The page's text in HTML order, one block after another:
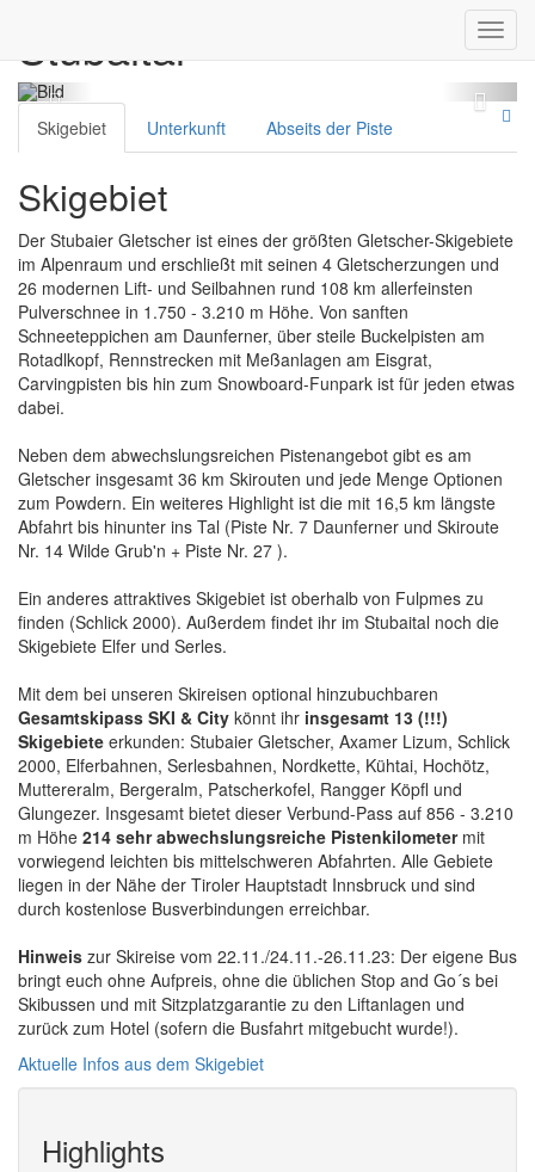
Stubaital
Skigebiet Unterkunft Abseits der Piste
Skigebiet
Der Stubaier Gletscher ist eines der größten Gletscher-Skigebiete
im Alpenraum und erschließt mit seinen 4 Gletscherzungen und
26 modernen Lift- und Seilbahnen rund 108 km allerfeinsten
Pulverschnee in 1.750 - 3.210 m Höhe. Von sanften
Schneeteppichen am Daunferner, über steile Buckelpisten am
Rotadlkopf, Rennstrecken mit Meßanlagen am Eisgrat,
Carvingpisten bis hin zum Snowboard-Funpark ist für jeden etwas
dabei.
Neben dem abwechslungsreichen Pistenangebot gibt es am
Gletscher insgesamt 36 km Skirouten und jede Menge Optionen
zum Powdern. Ein weiteres Highlight ist die mit 16,5 km längste
Abfahrt bis hinunter ins Tal (Piste Nr. 7 Daunferner und Skiroute
Nr. 14 Wilde Grub'n + Piste Nr. 27 ).
Ein anderes attraktives Skigebiet ist oberhalb von Fulpmes zu
finden (Schlick 2000). Außerdem findet ihr im Stubaital noch die
Skigebiete Elfer und Serles.
Mit dem bei unseren Skireisen optional hinzubuchbaren
Gesamtskipass SKI & City könnt ihr insgesamt 13 (!!!)
Skigebiete erkunden: Stubaier Gletscher, Axamer Lizum, Schlick
2000, Elferbahnen, Serlesbahnen, Nordkette, Kühtai, Hochötz,
Muttereralm, Bergeralm, Patscherkofel, Rangger Köpfl und
Glungezer. Insgesamt bietet dieser Verbund-Pass auf 856 - 3.210
m Höhe 214 sehr abwechslungsreiche Pistenkilometermit
vorwiegend leichten bis mittelschweren Abfahrten. Alle Gebiete
liegen in der Nähe der Tiroler Hauptstadt Innsbruck und sind
durch kostenlose Busverbindungen erreichbar.
Hinweis zur Skireise vom 22.11./24.11.-26.11.23: Der eigene Bus
bringt euch ohne Aufpreis, ohne die üblichen Stop and Go´s bei
Skibussen und mit Sitzplatzgarantie zu den Liftanlagen und
zurück zum Hotel (sofern die Busfahrt mitgebucht wurde!).
Aktuelle Infos aus dem Skigebiet
Highlights